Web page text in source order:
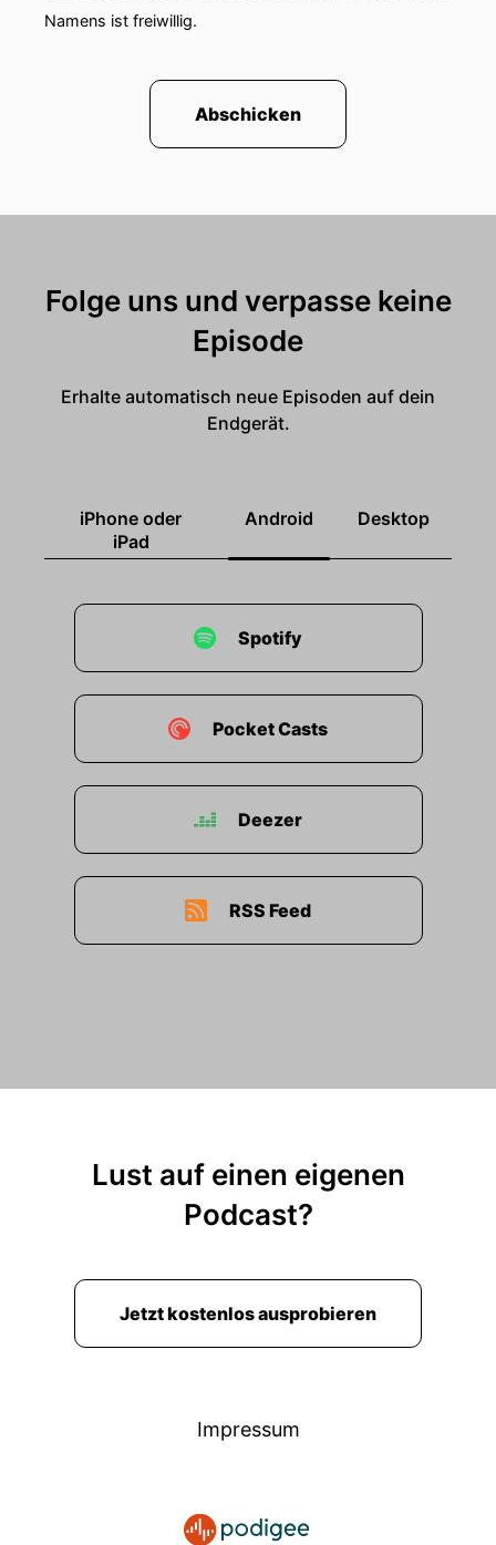
Namens ist freiwillig.
Abschicken
Folge uns und verpasse keine
Episode
Erhalte automatisch neue Episoden auf dein
Endgerät.
iPhone oder
iPad
Android Desktop
Spotify
Pocket Casts
Deezer
RSS Feed
Lust auf einen eigenen
Podcast?
Jetzt kostenlos ausprobieren
Impressum